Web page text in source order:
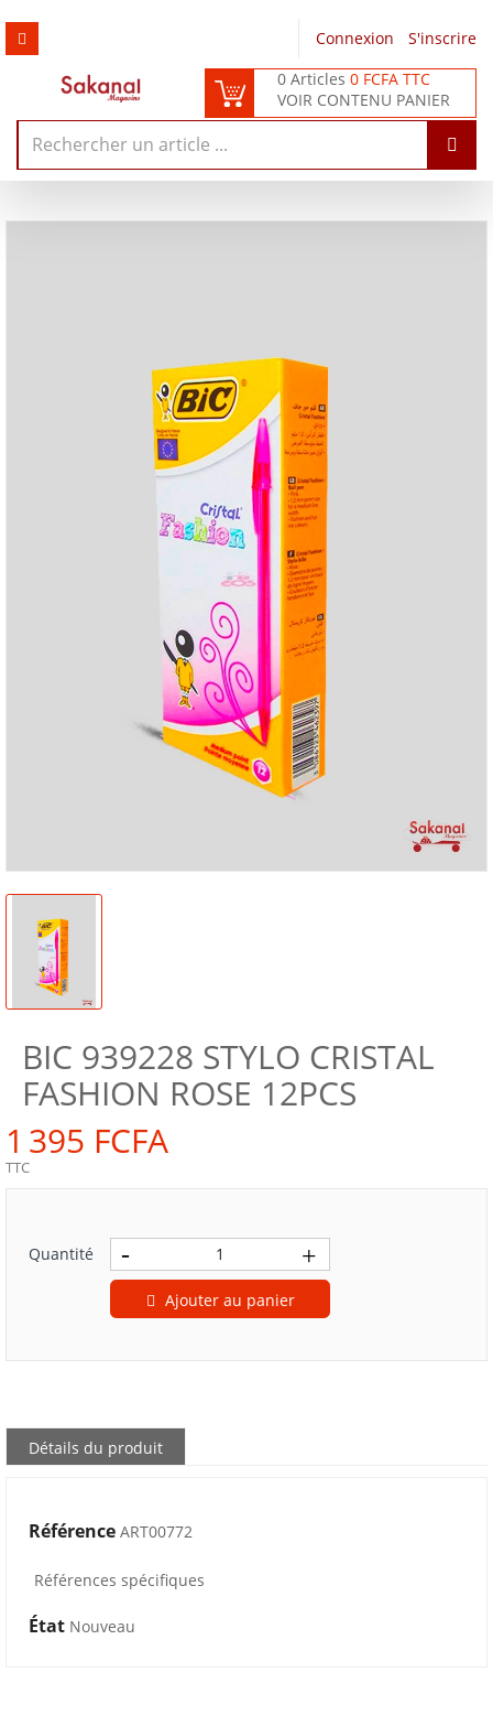
Connexion
S'inscrire
0 Articles0 FCFA TTC
VOIR CONTENU PANIER
BIC 939228 STYLO CRISTAL
FASHION ROSE 12PCS
1 395 FCFA
TTC
Quantité
Ajouter au panier
Détails du produit
Référence ART00772
Références spécifiques
État Nouveau